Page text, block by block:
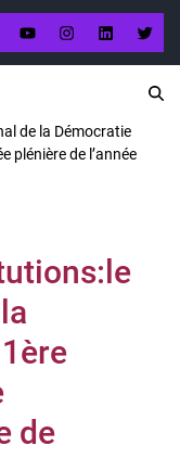
de la Démocratie
plénière de l’année
de